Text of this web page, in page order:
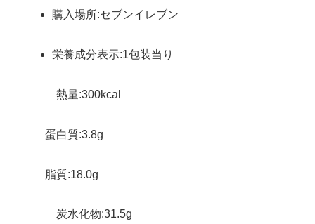
購入場所:セブンイレブン
栄養成分表示:1包装当り
熱量:300kcal
蛋白質:3.8g
脂質:18.0g
炭水化物:31.5g